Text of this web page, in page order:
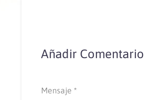
Añadir Comentario
Mensaje *